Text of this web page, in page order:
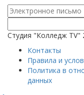
Студия "Колледж TV"
Контакты
Правила и
Политика в
данных